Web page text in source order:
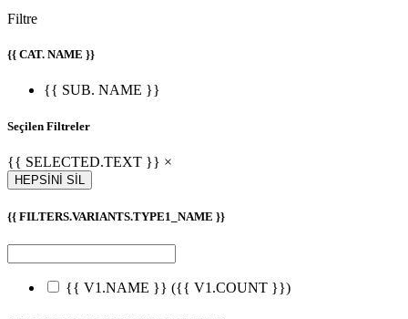
Filtre
{{ CAT. NAME }}
{{ SUB. NAME }}
Seçilen Filtreler
{{ SELECTED.TEXT }} ×
HEPSİNİ SİL
{{ FILTERS.VARIANTS.TYPE1_NAME }}
{{ V1.NAME }} ({{ V1.COUNT }})